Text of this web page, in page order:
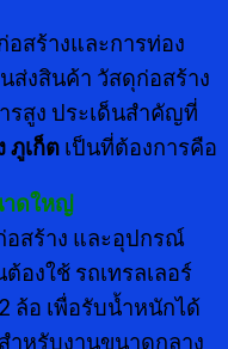
สร้างและการท่อง
ส่งสินค้า วัสดุก่อสร้าง
สูง ประเด็นสำคัญที่
ภูเก็ต เป็นที่ต้องการคือ
าดใหญ่
อสร้าง และอุปกรณ์
องใช้ รถเทรลเลอร์
ล้อ เพื่อรับน้ำหนักได้
ำหรับงานขนาดกลาง